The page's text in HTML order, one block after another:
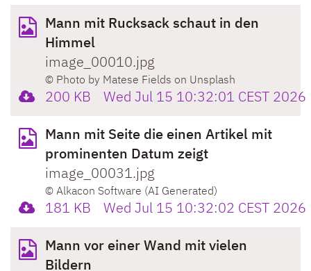
Mann mit Rucksack schaut in den
Himmel
image_00010.jpg
© Photo by Matese Fields on Unsplash
200 KB
Wed Jul 15 10:32:01 CEST 2026
Mann mit Seite die einen Artikel mit
prominenten Datum zeigt
image_00031.jpg
© Alkacon Software (AI Generated)
181 KB
Wed Jul 15 10:32:02 CEST 2026
Mann vor einer Wand mit vielen
Bildern